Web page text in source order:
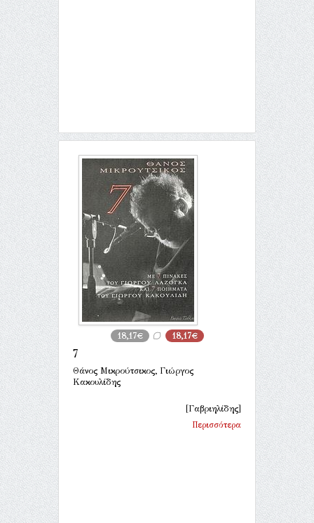
18,17€ 18,17€
7
Θάνος Μικρούτσικος, Γιώργος
Κακουλίδης
[Γαβριηλίδης]
Περισσότερα